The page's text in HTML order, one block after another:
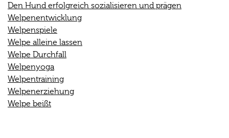
Den Hund erfolgreich sozialisieren und prägen
Welpenentwicklung
Welpenspiele
Welpe alleine lassen
Welpe Durchfall
Welpenyoga
Welpentraining
Welpenerziehung
Welpe beißt